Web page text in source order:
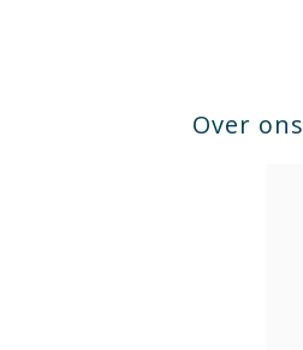
Over ons